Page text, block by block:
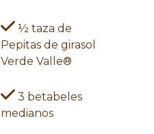
½ taza de
Pepitas de girasol
Verde Valle®
3 betabeles
medianos